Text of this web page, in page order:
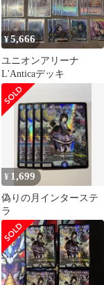
¥5,666
ユニオンアリーナ
L'Anticaデッキ
¥ 1,699
偽りの月インターステ
ラ